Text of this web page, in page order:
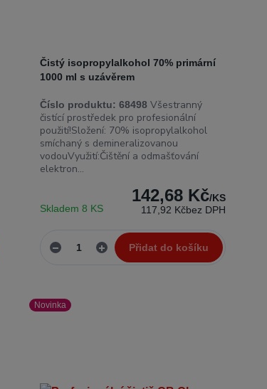
Čistý isopropylalkohol 70% primární
1000 ml s uzávěrem
Číslo produktu: 68498 Všestranný
čistící prostředek pro profesionální
použití!Složení: 70% isopropylalkohol
smíchaný s demineralizovanou
vodouVyužití:Čištění a odmašťování
elektron...
142,68 Kč/KS
117,92 Kčbez DPH
Skladem 8 KS
Přidat do košíku
Novinka